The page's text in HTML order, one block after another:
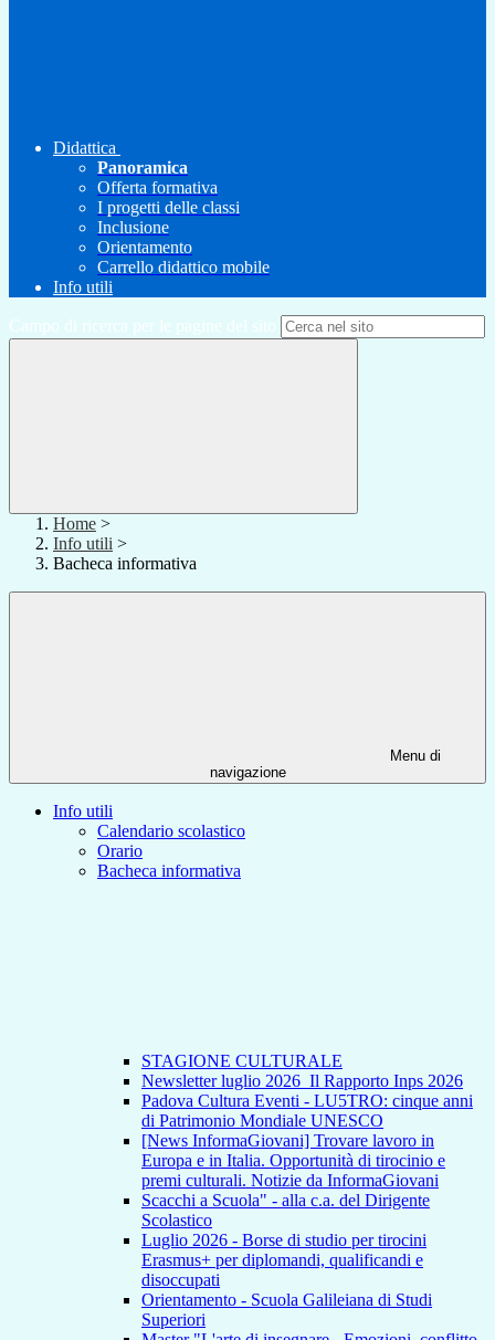
Didattica
Panoramica
Offerta formativa
I progetti delle classi
Inclusione
Orientamento
Carrello didattico mobile
Info utili
Campo di ricerca per le pagine del sito
Home >
Info utili >
Bacheca informativa
Menu di
navigazione
Info utili
Calendario scolastico
Orario
Bacheca informativa
STAGIONE CULTURALE
Newsletter luglio 2026_Il Rapporto Inps 2026
Padova Cultura Eventi - LU5TRO: cinque anni
di Patrimonio Mondiale UNESCO
[News InformaGiovani] Trovare lavoro in
Europa e in Italia. Opportunità di tirocinio e
premi culturali. Notizie da InformaGiovani
Scacchi a Scuola" - alla c.a. del Dirigente
Scolastico
Luglio 2026 - Borse di studio per tirocini
Erasmus+ per diplomandi, qualificandi e
disoccupati
Orientamento - Scuola Galileiana di Studi
Superiori